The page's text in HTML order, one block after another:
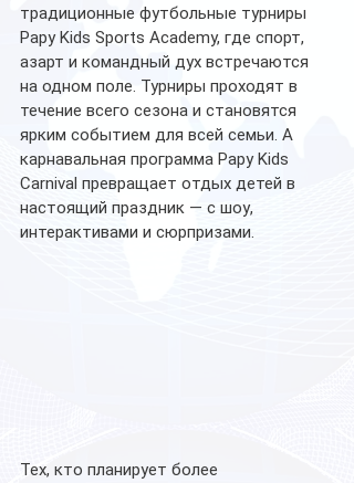
традиционные футбольные турниры
Papy Kids Sports Academy, где спорт,
азарт и командный дух встречаются
на одном поле. Турниры проходят в
течение всего сезона и становятся
ярким событием для всей семьи. А
карнавальная программа Papy Kids
Carnival превращает отдых детей в
настоящий праздник — с шоу,
интерактивами и сюрпризами.
Тех, кто планирует более